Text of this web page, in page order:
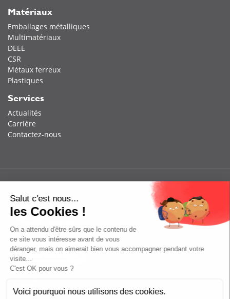
Matériaux
Emballages métalliques
Multimatériaux
DEEE
CSR
Métaux ferreux
Plastiques
Services
Actualités
Carrière
Contactez-nous
Salut c'est nous...
les Cookies !
On a attendu d'être sûrs que le contenu de
ce site vous intéresse avant de vous
déranger, mais on aimerait bien vous accompagner pendant votre
visite...
C'est OK pour vous ?
Voici pourquoi nous utilisons des cookies.